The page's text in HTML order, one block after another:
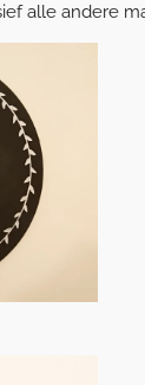
alle andere